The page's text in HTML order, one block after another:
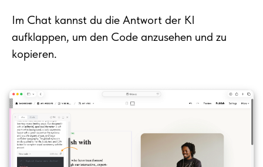
Im Chat kannst du die Antwort der KI
aufklappen, um den Code anzusehen und zu
kopieren.